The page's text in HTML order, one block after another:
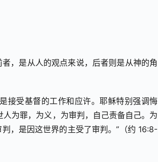
，是从人的观点来说，后者则是从神的角
接受基督的工作和应许。耶稣特别强调悔
为罪，为义，为审判，自己责备自己。为
，是因这世界的主受了审判。”（约 16:8-